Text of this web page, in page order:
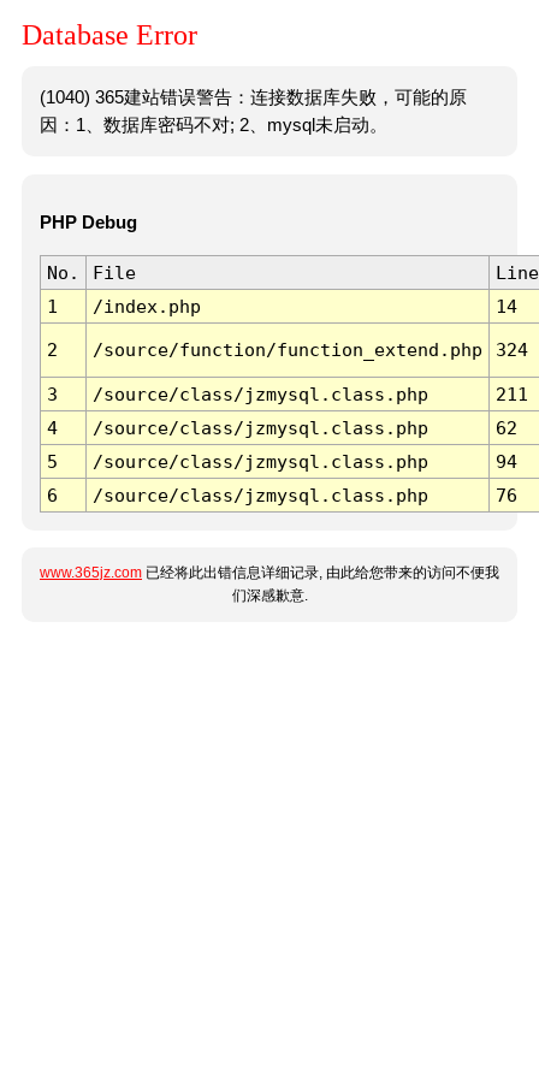
Database Error
(1040) 365建站错误警告：连接数据库失败，可能的原
因：1、数据库密码不对; 2、mysql未启动。
PHP Debug
No. File
Line
1
/index.php 14
2 /source/function/function_extend.php 324
3 /source/class/jzmysql.class.php
211
4
/source/class/jzmysql.class.php
62
5
/source/class/jzmysql.class.php
94
6
/source/class/jzmysql.class.php 76
www.365jz.com 已经将此出错信息详细记录, 由此给您带来的访问不便我
们深感歉意.